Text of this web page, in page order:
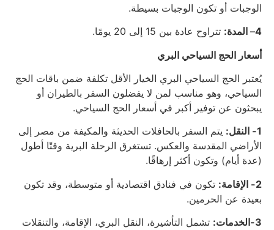
الوجبات أو تكون الوجبات بسيطة.
4
– المدة: تتراوح عادة بين 15 إلى 20 يومًا.
أسعار الحج السياحي البري
يُعتبر الحج السياحي البري الخيار الأقل تكلفة ضمن باقات الحج
السياحي، وهو مناسب لمن لا يفضلون السفر بالطيران أو
يبحثون عن توفير أكبر في أسعار الحج السياحي.
1- النقل:
يتم السفر بالحافلات الحديثة والمكيفة من مصر إلى
الأراضي المقدسة والعكس. تستغرق الرحلة البرية وقتًا أطول
(عدة أيام) وتكون أكثر إرهاقًا.
2- الإقامة:
تكون في فنادق اقتصادية أو متوسطة، وقد تكون
بعيدة عن الحرمين.
3-الخدمات:
تشمل التأشيرة، النقل البري، الإقامة، والتنقلات